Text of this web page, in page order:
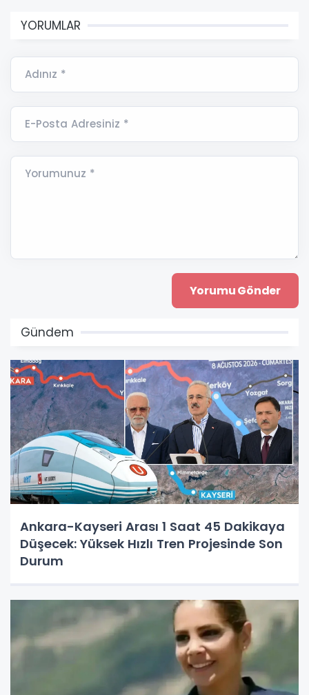
YORUMLAR
Adınız *
E-Posta Adresiniz *
Yorumunuz *
Gündem
Ankara-Kayseri Arası 1 Saat 45 Dakikaya
Düşecek: Yüksek Hızlı Tren Projesinde Son
Durum